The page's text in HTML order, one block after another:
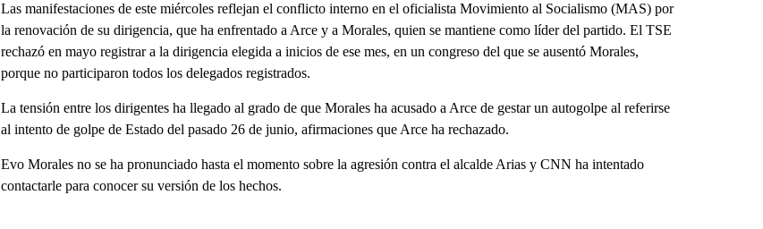
Las manifestaciones de este miércoles reflejan el conflicto interno en el oficialista Movimiento al Socialismo (MAS) por
la renovación de su dirigencia, que ha enfrentado a Arce y a Morales, quien se mantiene como líder del partido. El TSE
rechazó en mayo registrar a la dirigencia elegida a inicios de ese mes, en un congreso del que se ausentó Morales,
porque no participaron todos los delegados registrados.
La tensión entre los dirigentes ha llegado al grado de que Morales ha acusado a Arce de gestar un autogolpe al referirse
al intento de golpe de Estado del pasado 26 de junio, afirmaciones que Arce ha rechazado.
Evo Morales no se ha pronunciado hasta el momento sobre la agresión contra el alcalde Arias y CNN ha intentado
contactarle para conocer su versión de los hechos.